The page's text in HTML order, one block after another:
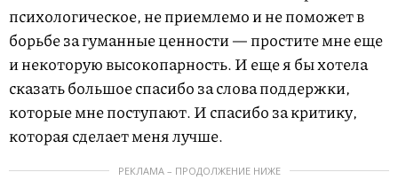
психологическое, не приемлемо и не поможет в
борьбе за гуманные ценности — простите мне еще
и некоторую высокопарность. И еще я бы хотела
сказать большое спасибо за слова поддержки,
которые мне поступают. И спасибо за критику,
которая сделает меня лучше.
РЕКЛАМА – ПРОДОЛЖЕНИЕ НИЖЕ